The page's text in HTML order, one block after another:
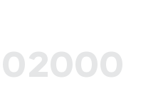
2000